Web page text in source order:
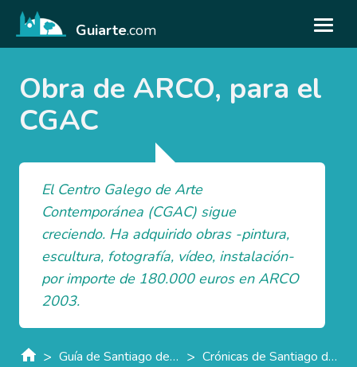
Guiarte.com
Obra de ARCO, para el
CGAC
El Centro Galego de Arte
Contemporánea (CGAC) sigue
creciendo. Ha adquirido obras -pintura,
escultura, fotografía, vídeo, instalación-
por importe de 180.000 euros en ARCO
2003.
> Guía de Santiago de Compostela > Crónicas de Santiago de Compostela